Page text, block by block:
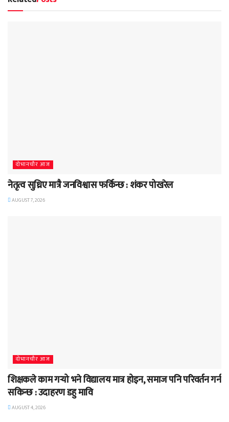
दाेभानचाैर आज
नेतृत्व सुध्रिए मात्रै जनविश्वास फर्किन्छ : शंकर पोखरेल
AUGUST 7, 2026
दाेभानचाैर आज
शिक्षकले काम गर्‍यो भने विद्यालय मात्र होइन, समाज पनि परिवर्तन गर्न
सकिन्छ : उदाहरण डहु मावि
AUGUST 4, 2026